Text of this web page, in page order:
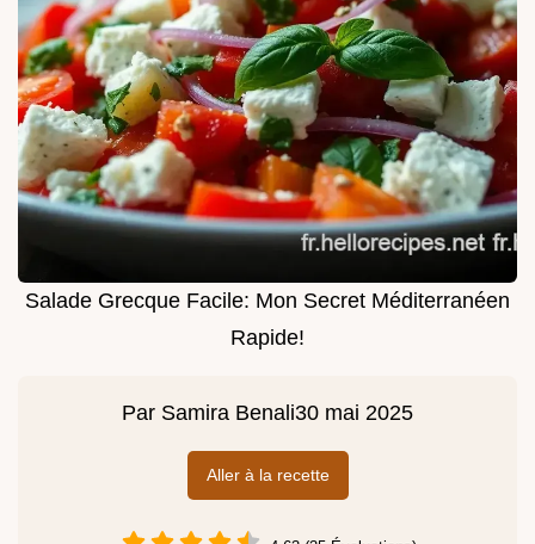
Salade Grecque Facile: Mon Secret Méditerranéen
Rapide!
Par Samira Benali30 mai 2025
Aller à la recette